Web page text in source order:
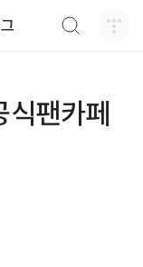
팬카페